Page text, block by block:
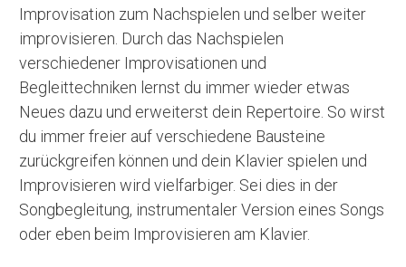
Improvisation zum Nachspielen und selber weiter
improvisieren. Durch das Nachspielen
verschiedener Improvisationen und
Begleittechniken lernst du immer wieder etwas
Neues dazu und erweiterst dein Repertoire. So wirst
du immer freier auf verschiedene Bausteine
zurückgreifen können und dein Klavier spielen und
Improvisieren wird vielfarbiger. Sei dies in der
Songbegleitung, instrumentaler Version eines Songs
oder eben beim Improvisieren am Klavier.